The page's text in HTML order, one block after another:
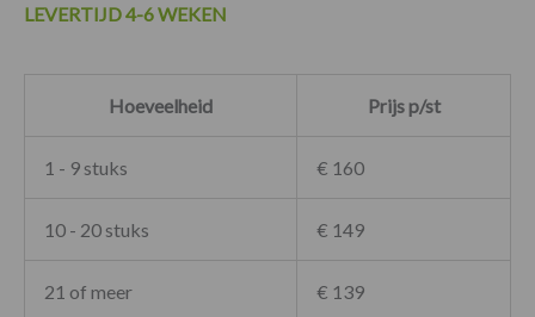
LEVERTIJD 4-6 WEKEN
Hoeveelheid Prijs p/st
1 - 9 stuks € 160
10 - 20 stuks € 149
21 of meer € 139